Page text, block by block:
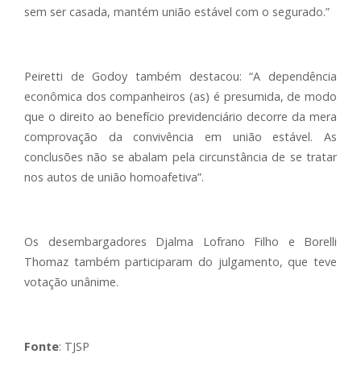
sem ser casada, mantém união estável com o segurado.”
Peiretti de Godoy também destacou: “A dependência
econômica dos companheiros (as) é presumida, de modo
que o direito ao benefício previdenciário decorre da mera
comprovação da convivência em união estável. As
conclusões não se abalam pela circunstância de se tratar
nos autos de união homoafetiva”.
Os desembargadores Djalma Lofrano Filho e Borelli
Thomaz também participaram do julgamento, que teve
votação unânime.
Fonte: TJSP